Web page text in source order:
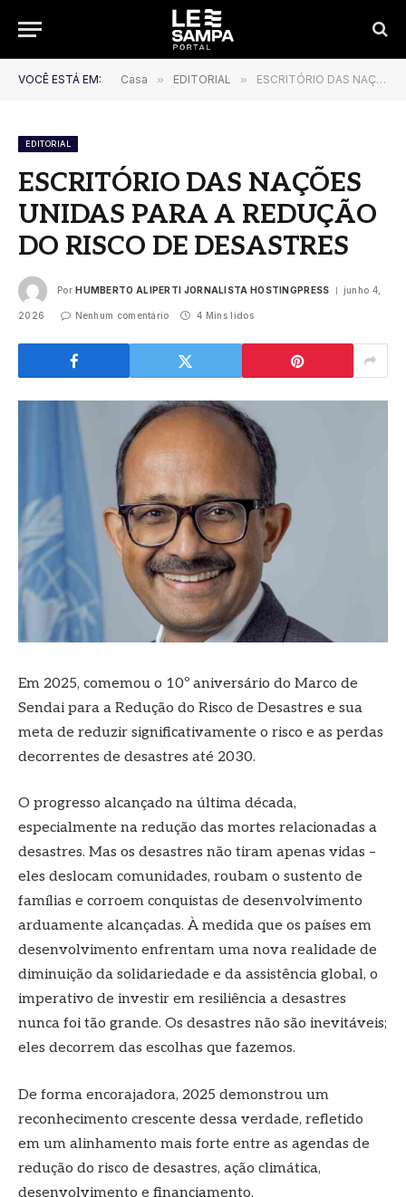
VOCÊ ESTÁ EM: Casa » EDITORIAL » ESCRITÓRIO DAS NAÇÕES UNIDAS PARA A REDUÇÃO DO RISCO DE DESASTRES
EDITORIAL
ESCRITÓRIO DAS NAÇÕES
UNIDAS PARA A REDUÇÃO
DO RISCO DE DESASTRES
Por HUMBERTO ALIPERTI JORNALISTA HOSTINGPRESS junho 4,
2026 Nenhum comentário 4 Mins lidos
Em 2025, comemou o 10º aniversário do Marco de
Sendai para a Redução do Risco de Desastres e sua
meta de reduzir significativamente o risco e as perdas
decorrentes de desastres até 2030.
O progresso alcançado na última década,
especialmente na redução das mortes relacionadas a
desastres. Mas os desastres não tiram apenas vidas –
eles deslocam comunidades, roubam o sustento de
famílias e corroem conquistas de desenvolvimento
arduamente alcançadas. À medida que os países em
desenvolvimento enfrentam uma nova realidade de
diminuição da solidariedade e da assistência global, o
imperativo de investir em resiliência a desastres
nunca foi tão grande. Os desastres não são inevitáveis;
eles decorrem das escolhas que fazemos.
De forma encorajadora, 2025 demonstrou um
reconhecimento crescente dessa verdade, refletido
em um alinhamento mais forte entre as agendas de
redução do risco de desastres, ação climática,
desenvolvimento e financiamento.